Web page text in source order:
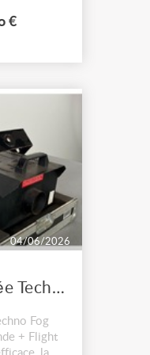
tout en
€
04/06/2026
Machine à fumée Techno Fog
Fog
+ Flight